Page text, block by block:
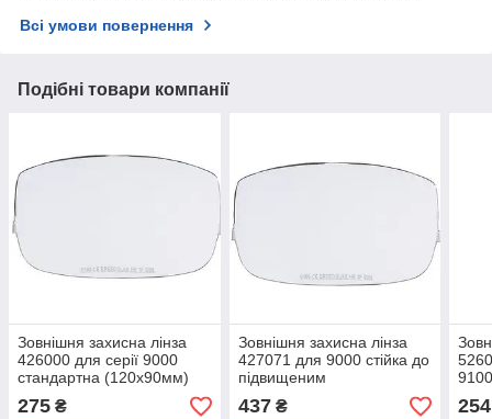
Всі умови повернення
Подібні товари компанії
Зовнішня захисна лінза
426000 для серії 9000
стандартна (120х90мм)
275 ₴
Зовнішня захисна лінза
427071 для 9000 стійка до
підвищеним
температурам (120х90мм)
437₴ 254